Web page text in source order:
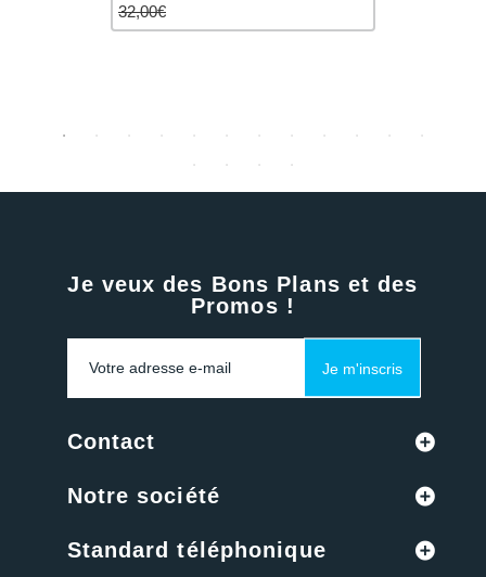
32,00€
Je veux des Bons Plans et des
Promos !
Je m'inscris
Contact
Notre société
Standard téléphonique